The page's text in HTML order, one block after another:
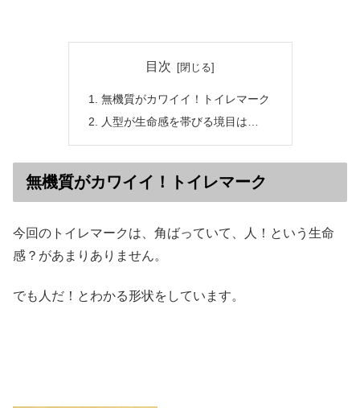
目次
無機質がカワイイ！トイレマーク
人型が生命感を帯びる境目は…
無機質がカワイイ！トイレマーク
今回のトイレマークは、角ばっていて、人！という生命
感？があまりありません。
でも人だ！とわかる形状をしています。